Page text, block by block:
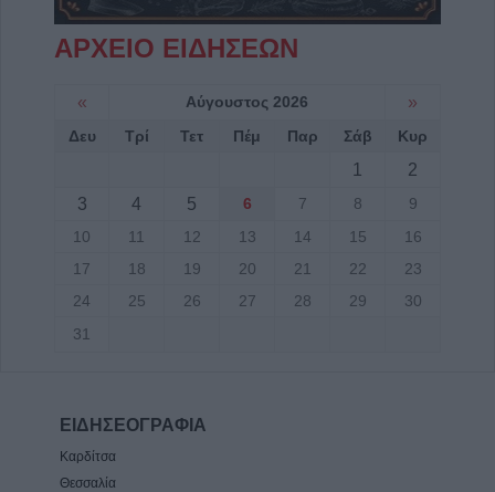
ΑΡΧΕΙΟ ΕΙΔΗΣΕΩΝ
« Αύγουστος 2026 »
Δευ Τρί Τετ Πέμ Παρ Σάβ Κυρ
1
2
3
4 5 6 7 8
9
10
11 12 13 14 15
16
17
18 19 20 21 22
23
24
25 26 27 28 29
30
31
ΕΙΔΗΣΕΟΓΡΑΦΙΑ
Καρδίτσα
Θεσσαλία